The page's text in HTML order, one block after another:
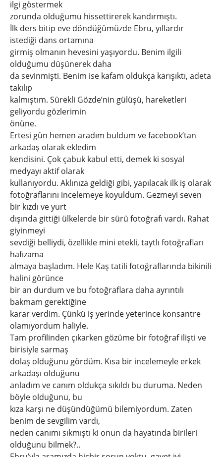
ilgi göstermek
zorunda olduğumu hissettirerek kandırmıştı.
İlk ders bitip eve döndüğümüzde Ebru, yıllardır
istediği dans ortamına
girmiş olmanın hevesini yaşıyordu. Benim ilgili
olduğumu düşünerek daha
da sevinmişti. Benim ise kafam oldukça karışıktı, adeta
takılıp
kalmıştım. Sürekli Gözde’nin gülüşü, hareketleri
geliyordu gözlerimin
önüne.
Ertesi gün hemen aradım buldum ve facebook’tan
arkadaş olarak ekledim
kendisini. Çok çabuk kabul etti, demek ki sosyal
medyayı aktif olarak
kullanıyordu. Aklınıza geldiği gibi, yapılacak ilk iş olarak
fotoğraflarını incelemeye koyuldum. Gezmeyi seven
bir kızdı ve yurt
dışında gittiği ülkelerde bir sürü fotoğrafı vardı. Rahat
giyinmeyi
sevdiği belliydi, özellikle mini etekli, taytlı fotoğrafları
hafızama
almaya başladım. Hele Kaş tatili fotoğraflarında bikinili
halini görünce
bir an durdum ve bu fotoğraflara daha ayrıntılı
bakmam gerektiğine
karar verdim. Çünkü iş yerinde yeterince konsantre
olamıyordum haliyle.
Tam profilinden çıkarken gözüme bir fotoğraf ilişti ve
birisiyle sarmaş
dolaş olduğunu gördüm. Kısa bir incelemeyle erkek
arkadaşı olduğunu
anladım ve canım oldukça sıkıldı bu duruma. Neden
böyle olduğunu, bu
kıza karşı ne düşündüğümü bilemiyordum. Zaten
benim de sevgilim vardı,
neden canımı sıkmıştı ki onun da hayatında birileri
olduğunu bilmek?..